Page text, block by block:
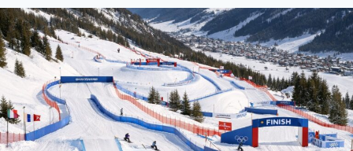
SARAH
HOEFFLIN
PERD
UN
SKI
EN
PLEIN
VOL